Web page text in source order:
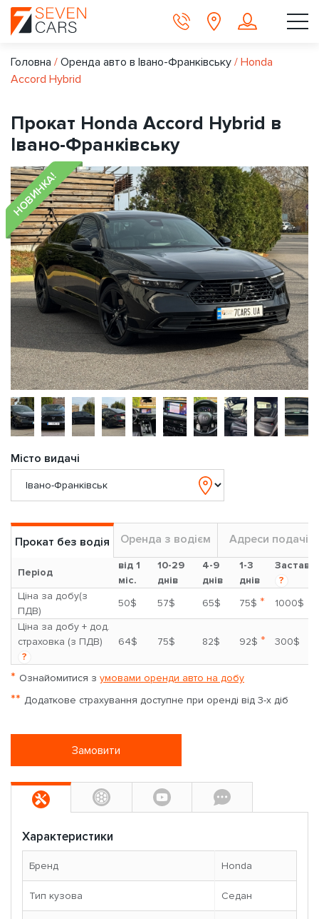
Головна / Оренда авто в Івано-Франківську / Honda
Accord Hybrid
Прокат Honda Accord Hybrid в
Івано-Франківську
НОВИНКА!
Місто видачі
Прокат без водія Оренда з водієм Адреси подачі
Період
від 1
міс.
10-29
днів
4-9
днів
1-3
днів
Застава
?
Ціна за добу(з
ПДВ)
50$ 57$ 65$ 75$ *
1000$
Ціна за добу + дод.
страховка (з ПДВ)
?
64$ 75$ 82$ 92$ * 300$
* Ознайомитися з умовами оренди авто на добу
** Додаткове страхування доступне при оренді від 3-х діб
Замовити
Характеристики
Бренд Honda
Тип кузова Седан